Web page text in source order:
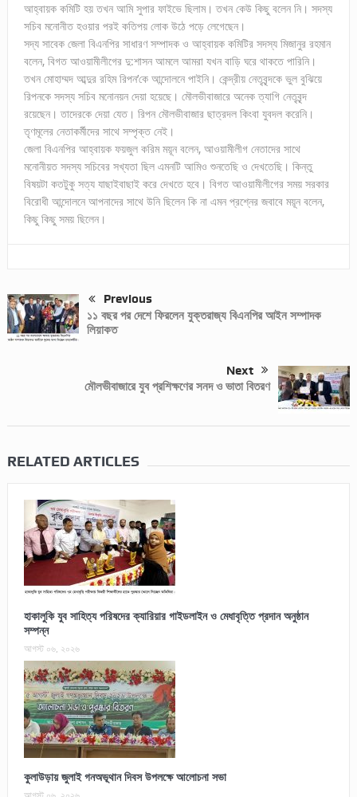
আহ্বায়ক কমিটি হয় তখন আমি সুপার ফাইভে ছিলাম। তখন কেউ কিছু বলেন নি। সদস্য
সচিব মনোনীত হওয়ার পরই কতিপয় লোক উঠে পড়ে লেগেছেন।
সদ্য সাবেক জেলা বিএনপির সাধারণ সম্পাদক ও আহ্বায়ক কমিটির সদস্য মিজানুর রহমান
বলেন, বিগত আওয়ামীলীগের দু:শাসন আমলে আমরা যখন বাড়ি ঘরে থাকতে পারিনি।
তখন মোহাম্মদ আব্দুর রহিম রিপন’কে আন্দোলনে পাইনি। কেন্দ্রীয় নেতৃবৃন্দকে ভুল বুঝিয়ে
রিপনকে সদস্য সচিব মনোনয়ন দেয়া হয়েছে। মৌলভীবাজারে অনেক ত্যাগি নেতৃবৃন্দ
রয়েছেন। তাদেরকে দেয়া যেত। রিপন মৌলভীবাজার ছাত্রদল কিংবা যুবদল করেনি।
তৃণমূলের নেতাকর্মীদের সাথে সম্পৃক্ত নেই।
জেলা বিএনপির আহ্বায়ক ফয়জুল করিম ময়ূন বলেন, আওয়ামীলীগ নেতাদের সাথে
মনোনীয়ত সদস্য সচিবের সখ্যতা ছিল এমনটি আমিও শুনতেছি ও দেখতেছি। কিন্তু
বিষয়টা কতটুকু সত্য যাছাইবাছাই করে দেখতে হবে। বিগত আওয়ামীলীগের সময় সরকার
বিরোধী আন্দোলনে আপনাদের সাথে উনি ছিলেন কি না এমন প্রশ্নের জবাবে ময়ূন বলেন,
কিছু কিছু সময় ছিলেন।
Previous
১১ বছর পর দেশে ফিরলেন যুক্তরাজ্য বিএনপির আইন সম্পাদক
লিয়াকত
Next
মৌলভীবাজারে যুব প্রশিক্ষণের সনদ ও ভাতা বিতরণ
RELATED ARTICLES
হাকালুকি যুব সাহিত্য পরিষদের ক্যারিয়ার গাইডলাইন ও মেধাবৃত্তি প্রদান অনুষ্ঠান
সম্পন্ন
আগস্ট ০৬, ২০২৬
কুলাউড়ায় জুলাই গনঅভূথান দিবস উপলক্ষে আলোচনা সভা